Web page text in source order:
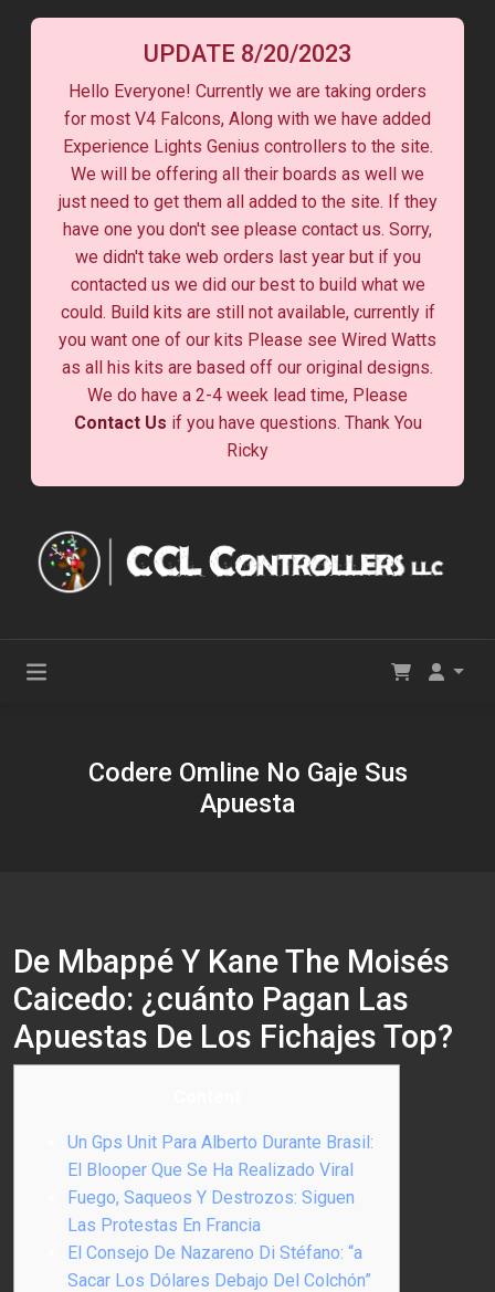
UPDATE 8/20/2023
Hello Everyone! Currently we are taking orders
for most V4 Falcons, Along with we have added
Experience Lights Genius controllers to the site.
We will be offering all their boards as well we
just need to get them all added to the site. If they
have one you don't see please contact us. Sorry,
we didn't take web orders last year but if you
contacted us we did our best to build what we
could. Build kits are still not available, currently if
you want one of our kits Please see Wired Watts
as all his kits are based off our original designs.
We do have a 2-4 week lead time, Please
Contact Us if you have questions. Thank You
Ricky
Codere Omline No Gaje Sus
Apuesta
De Mbappé Y Kane The Moisés
Caicedo: ¿cuánto Pagan Las
Apuestas De Los Fichajes Top?
Un Gps Unit Para Alberto Durante Brasil:
El Blooper Que Se Ha Realizado Viral
Fuego, Saqueos Y Destrozos: Siguen
Las Protestas En Francia
El Consejo De Nazareno Di Stéfano: “a
Sacar Los Dólares Debajo Del Colchón”